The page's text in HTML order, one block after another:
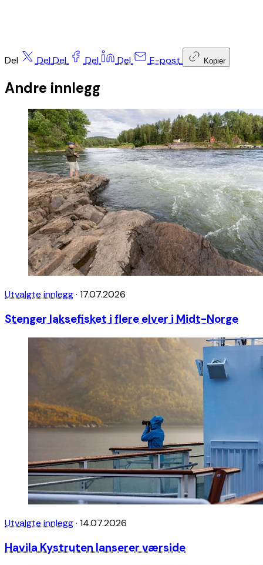
Del DelDel Del Del E-post Kopier
Andre innlegg
Utvalgte innlegg· 17.07.2026
Stenger laksefisket i flere elver i Midt-Norge
Utvalgte innlegg· 14.07.2026
Havila Kystruten lanserer værside